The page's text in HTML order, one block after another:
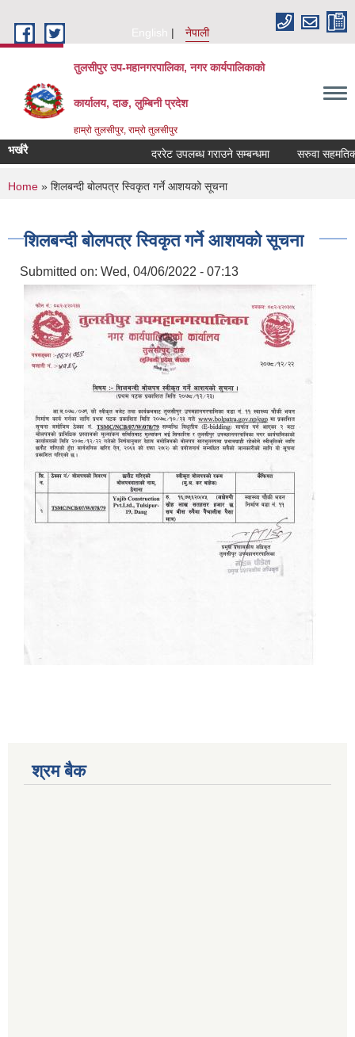
English
नेपाली
तुलसीपुर उप-महानगरपालिका, नगर कार्यपालिकाको
कार्यालय, दाङ, लुम्बिनी प्रदेश
हाम्रो तुलसीपुर, राम्रो तुलसीपुर
भर्खरै दररेट उपलब्ध गराउने सम्बन्धमा सरुवा सहमतिका
You are here
Home » शिलबन्दी बोलपत्र स्विकृत गर्ने आशयको सूचना
शिलबन्दी बोलपत्र स्विकृत गर्ने आशयको सूचना
Submitted on: Wed, 04/06/2022 - 07:13
श्रम बैक